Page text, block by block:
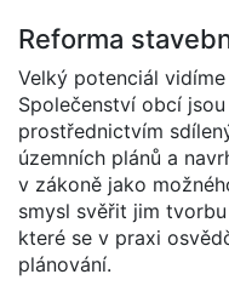
Reforma
Velký potenciál
Společenství obcí
prostřednictvím
územních plánů a
v zákoně jako
smysl svěřit jim
které se v praxi
plánování.